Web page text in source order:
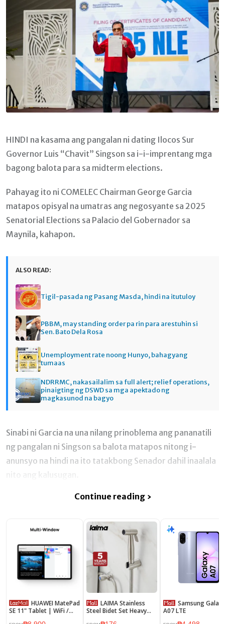
HINDI na kasama ang pangalan ni dating Ilocos Sur
Governor Luis “Chavit” Singson sa i-i-imprentang mga
bagong balota para sa midterm elections.
Pahayag ito ni COMELEC Chairman George Garcia
matapos opisyal na umatras ang negosyante sa 2025
Senatorial Elections sa Palacio del Gobernador sa
Maynila, kahapon.
ALSO READ:
Tigil-pasada ng Pasang Masda, hindi na itutuloy
PBBM, may standing order pa rin para arestuhin si
Sen. Bato Dela Rosa
Unemployment rate noong Hunyo, bahagyang
tumaas
NDRRMC, nakasailalim sa full alert; relief operations,
pinaigting ng DSWD sa mga apektado ng
magkasunod na bagyo
Sinabi ni Garcia na una nilang prinoblema ang pananatili
ng pangalan ni Singson sa balota matapos nitong i-
anunsyo na hindi na ito tatakbong Senador dahil inaalala
Continue reading ›
HUAWEI MatePad
SE 11" Tablet | WiFi /
LAIMA Stainless
Steel Bidet Set Heavy
A07 LTE